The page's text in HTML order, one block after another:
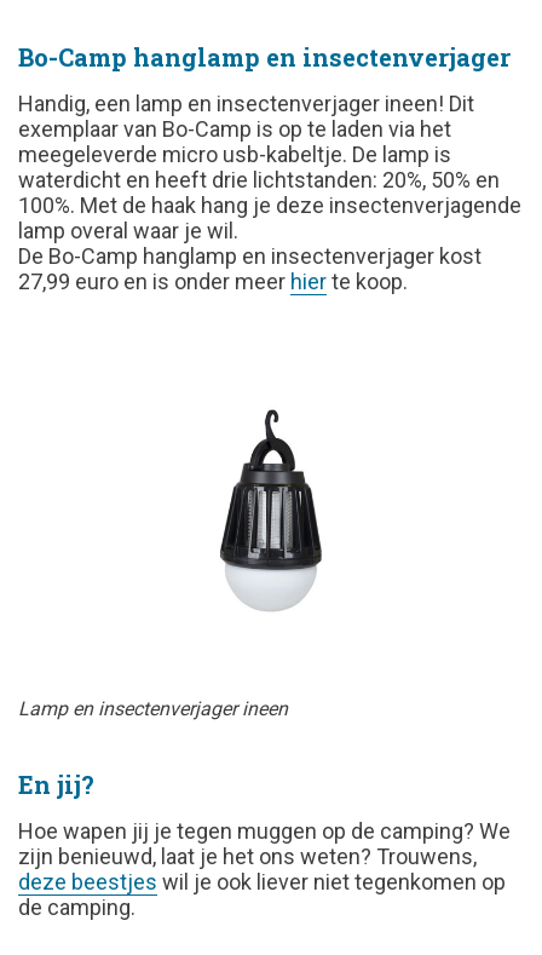
Bo-Camp hanglamp en insectenverjager
Handig, een lamp en insectenverjager ineen! Dit
exemplaar van Bo-Camp is op te laden via het
meegeleverde micro usb-kabeltje. De lamp is
waterdicht en heeft drie lichtstanden: 20%, 50% en
100%. Met de haak hang je deze insectenverjagende
lamp overal waar je wil.
De Bo-Camp hanglamp en insectenverjager kost
27,99 euro en is onder meer hierte koop.
Lamp en insectenverjager ineen
En jij?
Hoe wapen jij je tegen muggen op de camping? We
zijn benieuwd, laat je het ons weten? Trouwens,
deze beestjes wil je ook liever niet tegenkomen op
de camping.